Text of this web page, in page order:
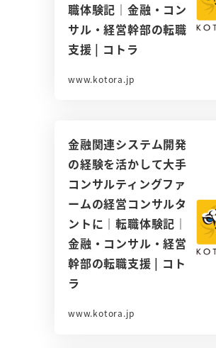
職体験記｜金融・コン
サル・経営幹部の転職
支援 | コトラ
www.kotora.jp
金融関連システム開発
の経験を活かして大手
コンサルティングファ
ームの経営コンサルタ
ントに｜転職体験記｜
金融・コンサル・経営
幹部の転職支援 | コト
ラ
www.kotora.jp